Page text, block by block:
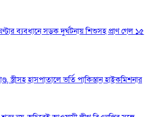
ব্যবধানে সড়ক দুর্ঘটনায় শিশুসহ প্রাণ গেল ১৫
স্ত্রীসহ হাসপাতালে ভর্তি পাকিস্তান হাইকমিশনার